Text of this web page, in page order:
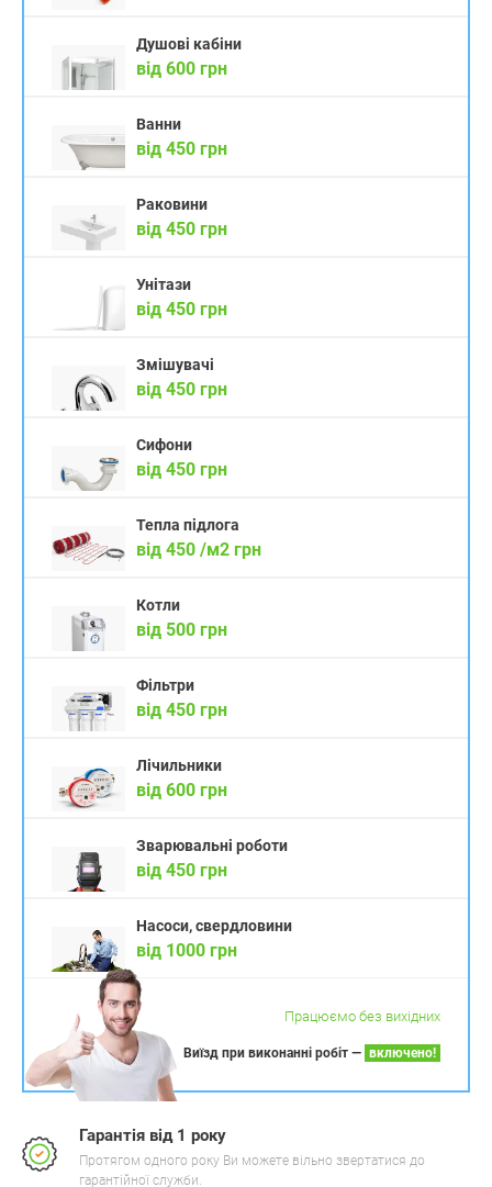
Душові кабіни
від 600 грн
Ванни
від 450 грн
Раковини
від 450 грн
Унітази
від 450 грн
Змішувачі
від 450 грн
Сифони
від 450 грн
Тепла підлога
від 450 /м2 грн
Котли
від 500 грн
Фільтри
від 450 грн
Лічильники
від 600 грн
Зварювальні роботи
від 450 грн
Насоси, свердловини
від 1000 грн
Виїзд при виконанні робіт — включено!
Працюємо без вихідних
Гарантія від 1 року
Протягом одного року Ви можете вільно звертатися до
гарантійної служби.